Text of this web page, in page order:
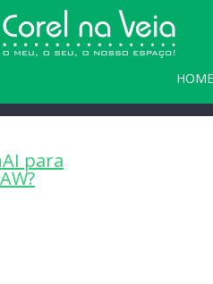
HOME
Seja bem vindo(a)
para